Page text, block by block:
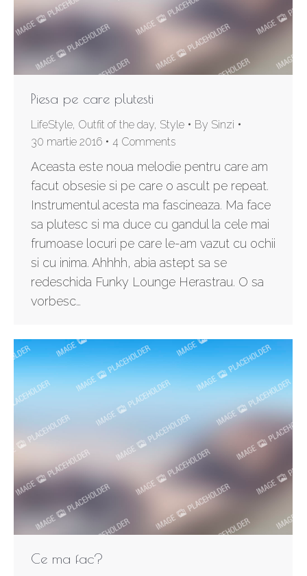
Piesa pe care plutesti
LifeStyle, Outfit of the day, Style By Sinzi
30 martie 2016
4 Comments
Aceasta este noua melodie pentru care am
facut obsesie si pe care o ascult pe repeat.
Instrumentul acesta ma fascineaza. Ma face
sa plutesc si ma duce cu gandul la cele mai
frumoase locuri pe care le-am vazut cu ochii
si cu inima. Ahhhh, abia astept sa se
redeschida Funky Lounge Herastrau. O sa
vorbesc…
Ce ma fac?